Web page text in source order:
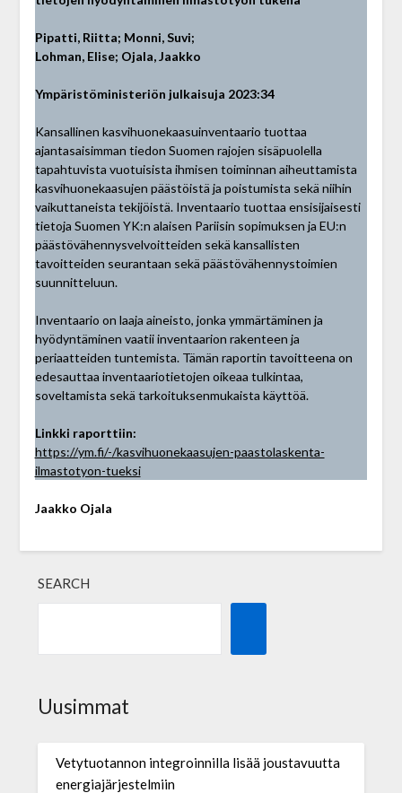
Pipatti, Riitta; Monni, Suvi;
Lohman, Elise; Ojala, Jaakko
Ympäristöministeriön julkaisuja 2023:34
Kansallinen kasvihuonekaasuinventaario tuottaa
ajantasaisimman tiedon Suomen rajojen sisäpuolella
tapahtuvista vuotuisista ihmisen toiminnan aiheuttamista
kasvihuonekaasujen päästöistä ja poistumista sekä niihin
vaikuttaneista tekijöistä. Inventaario tuottaa ensisijaisesti
tietoja Suomen YK:n alaisen Pariisin sopimuksen ja EU:n
päästövähennysvelvoitteiden sekä kansallisten
tavoitteiden seurantaan sekä päästövähennystoimien
suunnitteluun.
Inventaario on laaja aineisto, jonka ymmärtäminen ja
hyödyntäminen vaatii inventaarion rakenteen ja
periaatteiden tuntemista. Tämän raportin tavoitteena on
edesauttaa inventaariotietojen oikeaa tulkintaa,
soveltamista sekä tarkoituksenmukaista käyttöä.
Linkki raporttiin:
https://ym.fi/-/kasvihuonekaasujen-paastolaskenta-
ilmastotyon-tueksi
Jaakko Ojala
SEARCH
Uusimmat
Vetytuotannon integroinnilla lisää joustavuutta
energiajärjestelmiin